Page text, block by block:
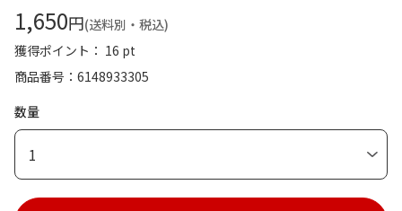
1,650円(送料別・税込)
獲得ポイント： 16 pt
商品番号
6148933305
数量
1